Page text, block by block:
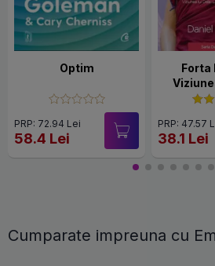
Optim
PRP: 72.94 Lei
58.4 Lei
Forta
Lama
PRP: 47.57
38.1 Lei
Cumparate impreuna cu